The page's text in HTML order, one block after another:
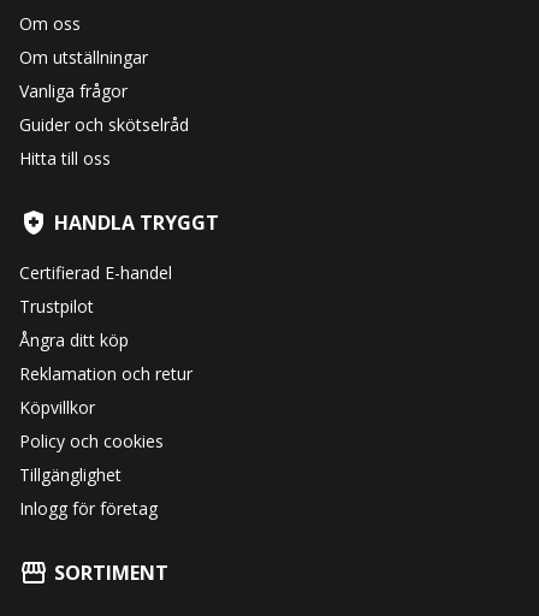
Om oss
Om utställningar
Vanliga frågor
Guider och skötselråd
Hitta till oss
HANDLA TRYGGT
Certifierad E-handel
Trustpilot
Ångra ditt köp
Reklamation och retur
Köpvillkor
Policy och cookies
Tillgänglighet
Inlogg för företag
SORTIMENT